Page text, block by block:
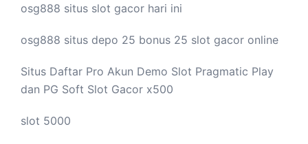
osg888 situs slot gacor hari ini
osg888 situs depo 25 bonus 25 slot gacor online
Situs Daftar Pro Akun Demo Slot Pragmatic Play
dan PG Soft Slot Gacor x500
slot 5000